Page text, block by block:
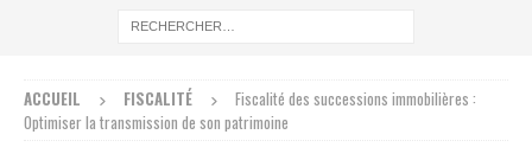
ACCUEIL FISCALITÉ
Fiscalité des successions immobilières :
Optimiser la transmission de son patrimoine